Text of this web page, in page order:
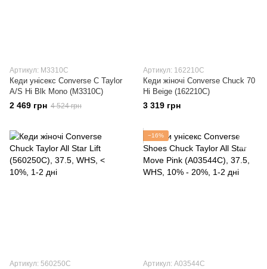
Артикул: M3310C
Кеди унісекс Converse C Taylor
A/S Hi Blk Mono (M3310C)
2 469 грн 4 524 грн
Артикул: 162210C
Кеди жіночі Converse Chuck 70
Hi Beige (162210C)
3 319 грн
Артикул: 560250C
−16%
Артикул: A03544C